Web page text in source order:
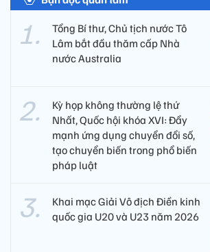
Tổng Bí thư, Chủ tịch nước Tô
Lâm bắt đầu thăm cấp Nhà
nước Australia
Kỳ họp không thường lệ thứ
Nhất, Quốc hội khóa XVI: Đẩy
mạnh ứng dụng chuyển đổi số,
tạo chuyển biến trong phổ biến
pháp luật
Khai mạc Giải Vô địch Điền kinh
quốc gia U20 và U23 năm 2026